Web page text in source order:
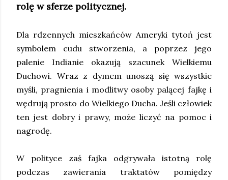
rolę w sferze politycznej.
Dla rdzennych mieszkańców Ameryki tytoń jest
symbolem cudu stworzenia, a poprzez jego
palenie Indianie okazują szacunek Wielkiemu
Duchowi. Wraz z dymem unoszą się wszystkie
myśli, pragnienia i modlitwy osoby palącej fajkę i
wędrują prosto do Wielkiego Ducha. Jeśli człowiek
ten jest dobry i prawy, może liczyć na pomoc i
nagrodę.
W polityce zaś fajka odgrywała istotną rolę
podczas zawierania traktatów pomiędzy